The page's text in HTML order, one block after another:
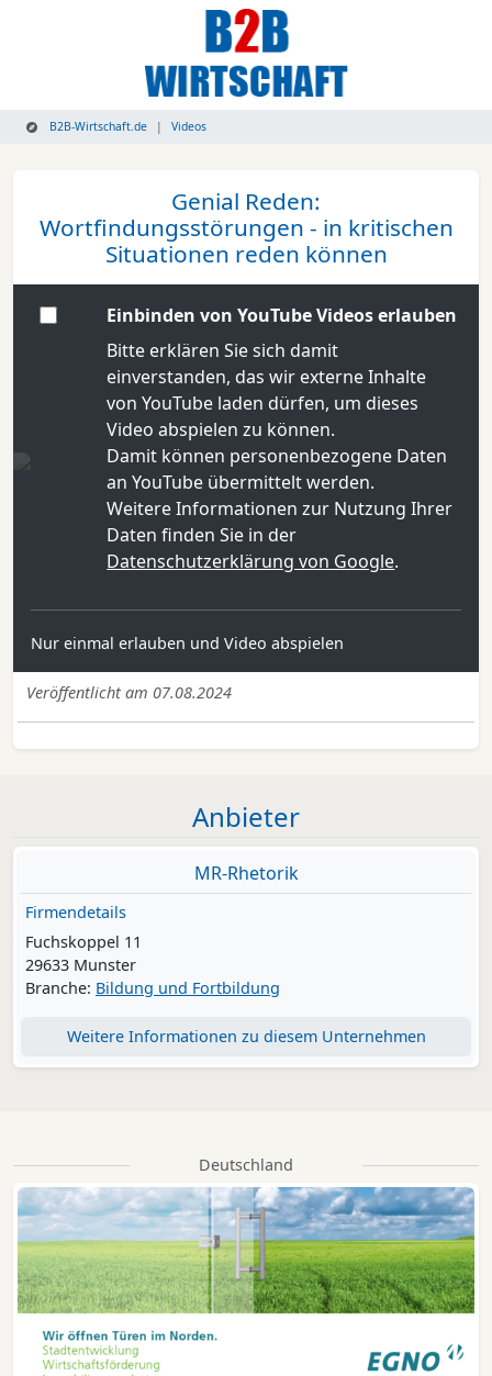
B2B-Wirtschaft.de Videos
Genial Reden:
Wortfindungsstörungen - in kritischen
Situationen reden können
Einbinden von YouTube Videos erlauben
Bitte erklären Sie sich damit
einverstanden, das wir externe Inhalte
von YouTube laden dürfen, um dieses
Video abspielen zu können.
Damit können personenbezogene Daten
an YouTube übermittelt werden.
Weitere Informationen zur Nutzung Ihrer
Daten finden Sie in der
Datenschutzerklärung von Google.
Nur einmal erlauben und Video abspielen
Veröffentlicht am 07.08.2024
Anbieter
MR-Rhetorik
Firmendetails
Fuchskoppel 11
29633 Munster
Branche: Bildung und Fortbildung
Weitere Informationen zu diesem Unternehmen
Deutschland